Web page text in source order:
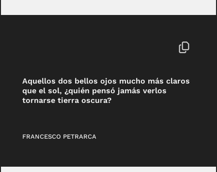
Aquellos dos bellos ojos mucho más claros
que el sol, ¿quién pensó jamás verlos
tornarse tierra oscura?
FRANCESCO PETRARCA